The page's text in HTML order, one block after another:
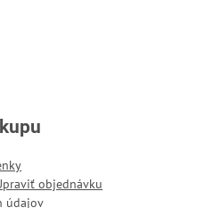
objednávku
údajov